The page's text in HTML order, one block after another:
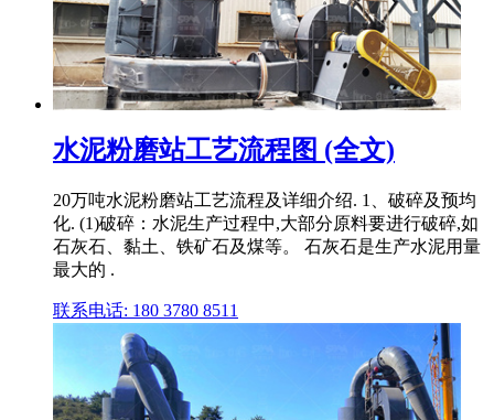
水泥粉磨站工艺流程图 (全文)
20万吨水泥粉磨站工艺流程及详细介绍. 1、破碎及预均
化. (1)破碎：水泥生产过程中,大部分原料要进行破碎,如
石灰石、黏土、铁矿石及煤等。 石灰石是生产水泥用量
最大的 .
联系电话: 180 3780 8511